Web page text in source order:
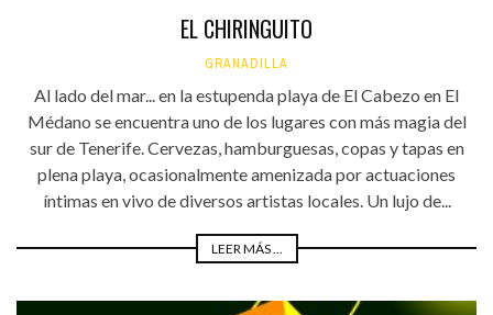
EL CHIRINGUITO
GRANADILLA
Al lado del mar... en la estupenda playa de El Cabezo en El
Médano se encuentra uno de los lugares con más magia del
sur de Tenerife. Cervezas, hamburguesas, copas y tapas en
plena playa, ocasionalmente amenizada por actuaciones
íntimas en vivo de diversos artistas locales. Un lujo de...
LEER MÁS ...